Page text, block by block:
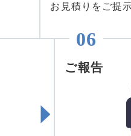
お見積りをご提
ご報告